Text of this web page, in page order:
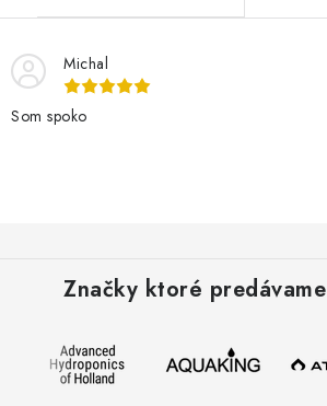
Michal
Som spoko
Značky ktoré predávame